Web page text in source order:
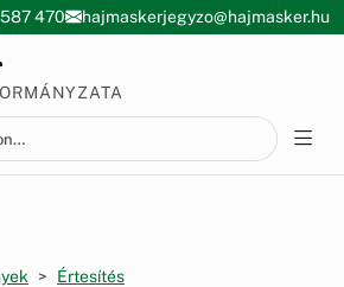
470 hajmaskerjegyzo@hajmasker.hu
Értesítés